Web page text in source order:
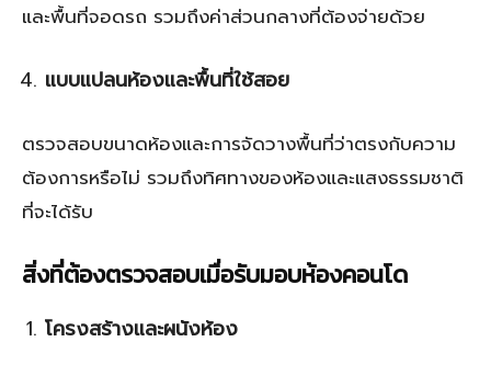
และพื้นที่จอดรถ รวมถึงค่าส่วนกลางที่ต้องจ่ายด้วย
แบบแปลนห้องและพื้นที่ใช้สอย
ตรวจสอบขนาดห้องและการจัดวางพื้นที่ว่าตรงกับความ
ต้องการหรือไม่ รวมถึงทิศทางของห้องและแสงธรรมชาติ
ที่จะได้รับ
สิ่งที่ต้องตรวจสอบเมื่อรับมอบห้องคอนโด
โครงสร้างและผนังห้อง